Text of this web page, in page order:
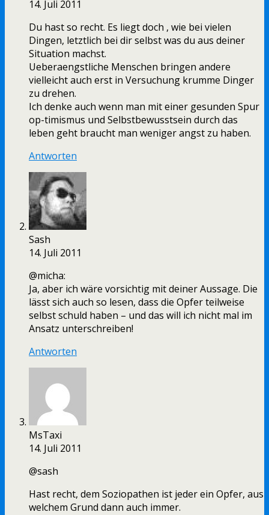
14. Juli 2011
Du hast so recht. Es liegt doch , wie bei vielen
Dingen, letztlich bei dir selbst was du aus deiner
Situation machst.
Ueberaengstliche Menschen bringen andere
vielleicht auch erst in Versuchung krumme Dinger
zu drehen.
Ich denke auch wenn man mit einer gesunden Spur
op-timismus und Selbstbewusstsein durch das
leben geht braucht man weniger angst zu haben.
Antworten
Sash
14. Juli 2011
@micha:
Ja, aber ich wäre vorsichtig mit deiner Aussage. Die
lässt sich auch so lesen, dass die Opfer teilweise
selbst schuld haben – und das will ich nicht mal im
Ansatz unterschreiben!
Antworten
MsTaxi
14. Juli 2011
@sash
Hast recht, dem Soziopathen ist jeder ein Opfer, aus
welchem Grund dann auch immer.